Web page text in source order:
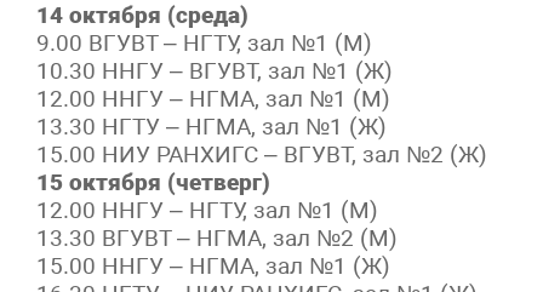
14 октября (среда)
9.00 ВГУВТ – НГТУ, зал №1 (М)
10.30 ННГУ – ВГУВТ, зал №1 (Ж)
12.00 ННГУ – НГМА, зал №1 (М)
13.30 НГТУ – НГМА, зал №1 (Ж)
15.00 НИУ РАНХИГС – ВГУВТ, зал №2 (Ж)
15 октября (четверг)
12.00 ННГУ – НГТУ, зал №1 (М)
13.30 ВГУВТ – НГМА, зал №2 (М)
15.00 ННГУ – НГМА, зал №1 (Ж)